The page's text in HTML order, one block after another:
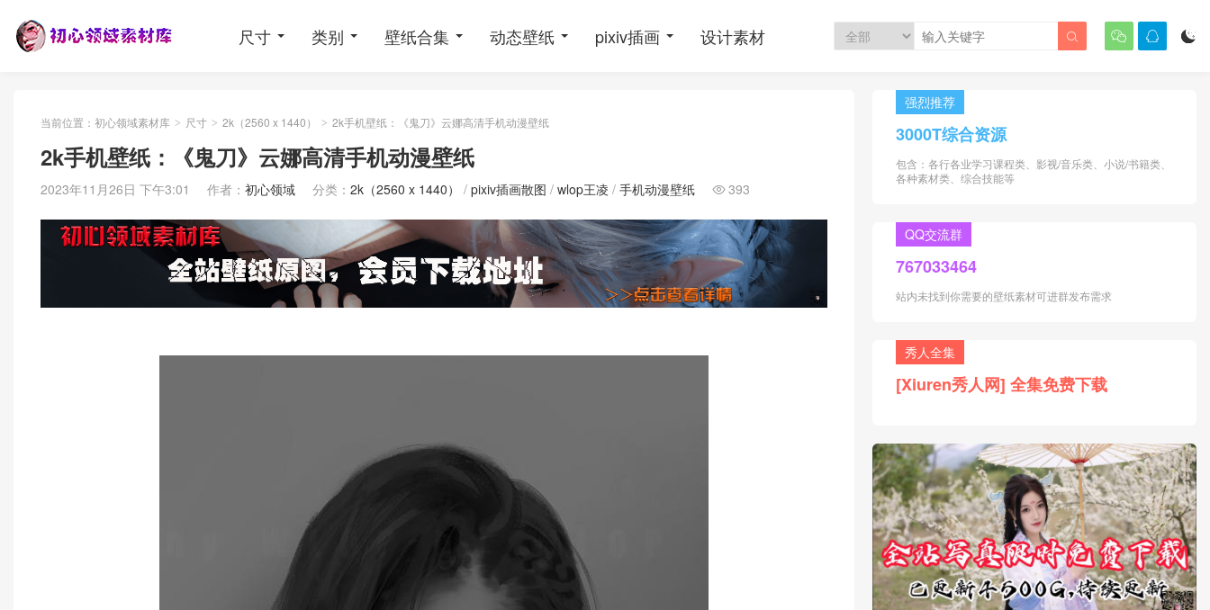
尺寸 类别 壁纸合集 动态壁纸 pixiv插画 设计素材 
 

当前位置： 初心领域素材库 > 尺寸 > 2k（2560 x 1440） > 2k手机壁纸：《鬼刀》云娜高清手机动漫壁纸
2k手机壁纸：《鬼刀》云娜高清手机动漫壁纸
2023年11月26日 下午3:01 作者： 初心领域 分类： 2k（2560 x 1440） / pixiv插画散图 / wlop王凌 / 手机动漫壁纸  393
强烈推荐
3000T综合资源
包含：各行各业学习课程类、影视/音乐类、小说/书籍类、
各种素材类、综合技能等
QQ交流群
767033464
站内未找到你需要的壁纸素材可进群发布需求
秀人全集
[Xiuren秀人网] 全集免费下载